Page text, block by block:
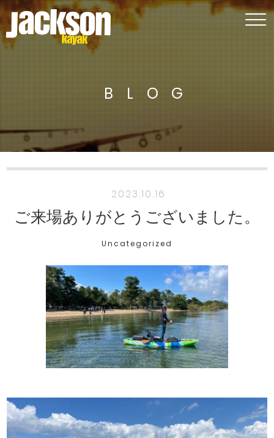
BLOG
2023.10.16
ご来場ありがとうございました。
Uncategorized